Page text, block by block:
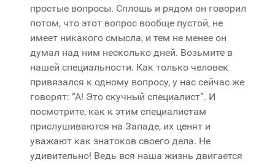
простые вопросы. Сплошь и рядом он говорил
потом, что этот вопрос вообще пустой, не
имеет никакого смысла, и тем не менее он
думал над ним несколько дней. Возьмите в
нашей специальности. Как только человек
привязался к одному вопросу, у нас сейчас же
говорят: “А! Это скучный специалист”. И
посмотрите, как к этим специалистам
прислушиваются на Западе, их ценят и
уважают как знатоков своего дела. Не
удивительно! Ведь вся наша жизнь двигается